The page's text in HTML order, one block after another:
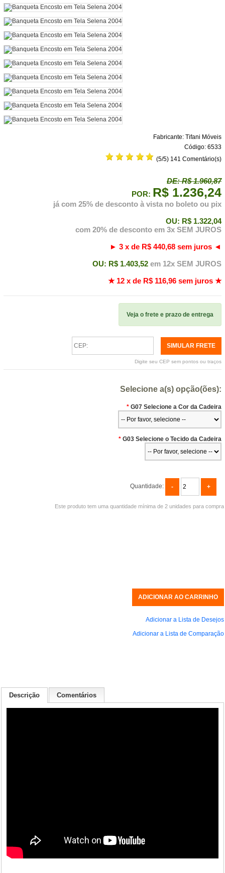
Fabricante: Tifani Móveis
Código: 6533
(5/5) 141 Comentário(s)
DE: R$1.960,87
POR: R$ 1.236,24
já com 25% de desconto à vista no boleto ou pix
OU: R$ 1.322,04
com 20% de desconto em 3x SEM JUROS
► 3 x de R$ 440,68 sem juros ◄
OU: R$ 1.403,52 em 12x SEM JUROS
★ 12 x de R$ 116,96 sem juros ★
Veja o frete e prazo de entrega
Digite seu CEP sem pontos ou traços
Selecione a(s) opção(ões):
* G07 Selecione a Cor da Cadeira
* G03 Selecione o Tecido da Cadeira
Quantidade:
Este produto tem uma quantidade mínima de 2 unidades para compra
Adicionar a Lista de Desejos
Adicionar a Lista de Comparação
Descrição Comentários